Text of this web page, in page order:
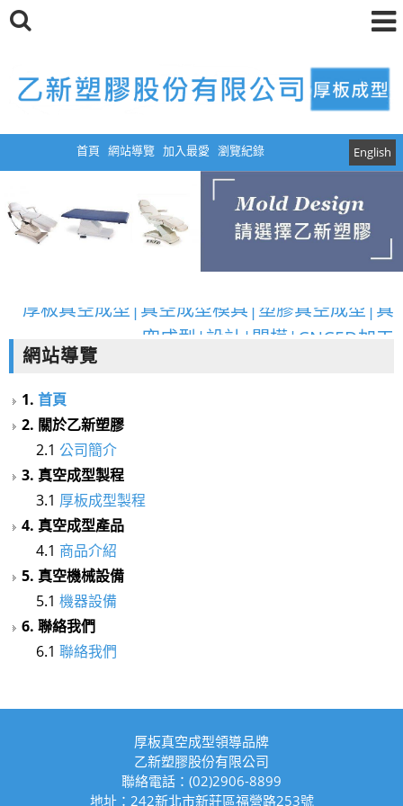
首頁 網站導覽 加入最愛 English
瀏覽紀錄
厚板真空成型|真空成型模具|塑膠真空成型|真
空成型|設計|開模|CNC5D加工
厚板真空成型|真空成型模具|塑膠真空成型|真
網站導覽
1. 首頁
2. 關於乙新塑膠
2.1 公司簡介
3. 真空成型製程
3.1 厚板成型製程
4. 真空成型產品
4.1 商品介紹
5. 真空機械設備
5.1 機器設備
6. 聯絡我們
6.1 聯絡我們
厚板真空成型領導品牌
乙新塑膠股份有限公司
聯絡電話：(02)2906-8899
地址：242新北市新莊區福營路253號